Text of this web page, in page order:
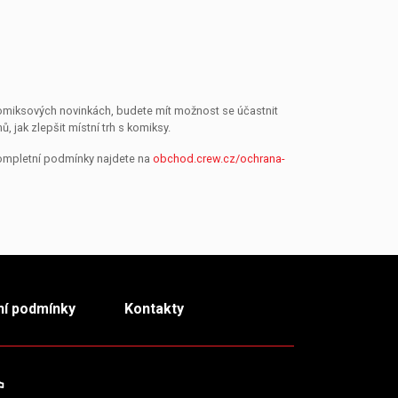
novinkách, budete mít možnost se účastnit
jak zlepšit místní trh s komiksy.
podmínky najdete na obchod.crew.cz/ochrana-
podmínky Kontakty